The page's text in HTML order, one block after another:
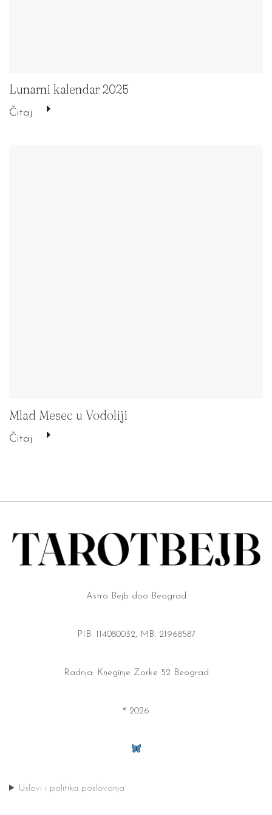
Lunarni kalendar 2025
Čitaj
Mlad Mesec u Vodoliji
Čitaj
Astro Bejb doo Beograd
PIB: 114080032, MB: 21968587
Radnja: Kneginje Zorke 52 Beograd
® 2026
Uslovi i politika poslovanja